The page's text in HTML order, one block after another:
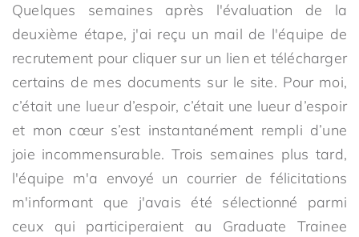
Quelques semaines après l'évaluation de la
deuxième étape, j'ai reçu un mail de l'équipe de
recrutement pour cliquer sur un lien et télécharger
certains de mes documents sur le site. Pour moi,
c’était une lueur d’espoir, c’était une lueur d’espoir
et mon cœur s’est instantanément rempli d’une
joie incommensurable. Trois semaines plus tard,
l'équipe m'a envoyé un courrier de félicitations
m'informant que j'avais été sélectionné parmi
ceux qui participeraient au Graduate Trainee